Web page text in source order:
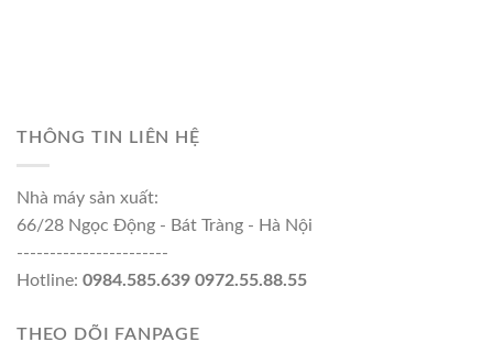
THÔNG TIN LIÊN HỆ
Nhà máy sản xuất:
66/28 Ngọc Động - Bát Tràng - Hà Nội
-----------------------
Hotline: 0984.585.639 0972.55.88.55
THEO DÕI FANPAGE